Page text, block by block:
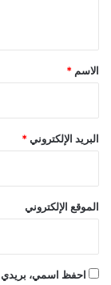
*
الاسم *
البريد الإلكتروني *
الموقع الإلكتروني
احفظ اسمي، بريدي